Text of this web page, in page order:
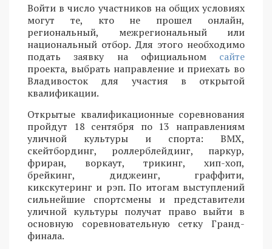
Войти в число участников на общих условиях
могут те, кто не прошел онлайн,
региональный, межрегиональный или
национальный отбор. Для этого необходимо
подать заявку на официальном сайте
проекта, выбрать направление и приехать во
Владивосток для участия в открытой
квалификации.
Открытые квалификационные соревнования
пройдут 18 сентября по 13 направлениям
уличной культуры и спорта: BMX,
скейтбординг, роллерблейдинг, паркур,
фриран, воркаут, трикинг, хип-хоп,
брейкинг, диджеинг, граффити,
кикскутеринг и рэп. По итогам выступлений
сильнейшие спортсмены и представители
уличной культуры получат право выйти в
основную соревновательную сетку Гранд-
финала.